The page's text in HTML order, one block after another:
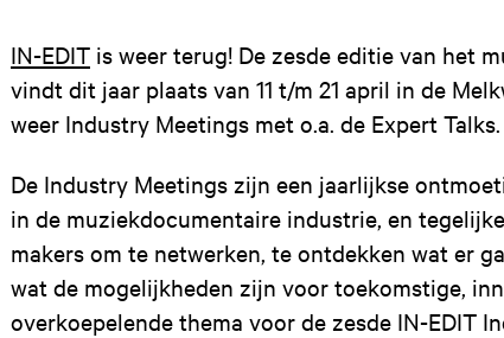
IN-EDIT is weer terug! De zesde editie van het
vindt dit jaar plaats van 11 t/m 21 april in de
weer Industry Meetings met o.a. de Expert Talks.
De Industry Meetings zijn een jaarlijkse
in de muziekdocumentaire industrie, en
makers om te netwerken, te ontdekken wat er
wat de mogelijkheden zijn voor toekomstige,
overkoepelende thema voor de zesde IN-EDIT